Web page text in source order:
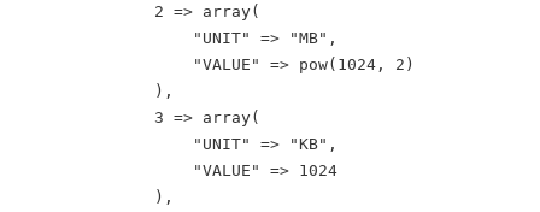
            2 => array(
                "UNIT" => "MB",
                "VALUE" => pow(1024, 2)
            ),
            3 => array(
                "UNIT" => "KB",
                "VALUE" => 1024
            ),